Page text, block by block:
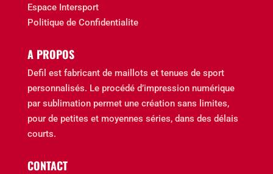
Espace Intersport
Politique de Confidentialite
A PROPOS
Defil est fabricant de maillots et tenues de sport
personnalisés. Le procédé d’impression numérique
par sublimation permet une création sans limites,
pour de petites et moyennes séries, dans des délais
courts.
CONTACT